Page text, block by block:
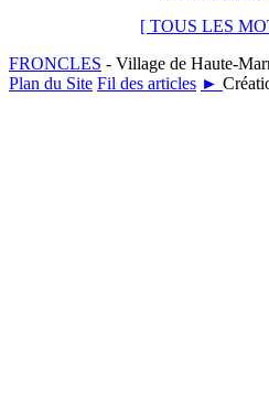
[ TOUS LES
FRONCLES - Village de Haute-
Plan du Site Fil des articles ►